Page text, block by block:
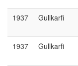
1937 Gullkarfi
1937 Gullkarfi